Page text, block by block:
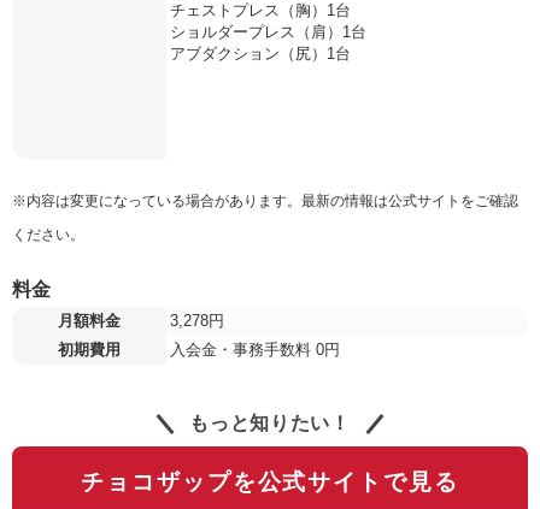
チェストプレス（胸）1台
ショルダープレス（肩）1台
アブダクション（尻）1台
※内容は変更になっている場合があります。最新の情報は公式サイトをご確認
ください。
料金
月額料金
3,278円
初期費用
入会金・事務手数料 0円
もっと知りたい！
チョコザップを公式サイトで見る